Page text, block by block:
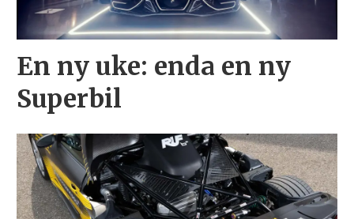
En ny uke: enda en ny
Superbil